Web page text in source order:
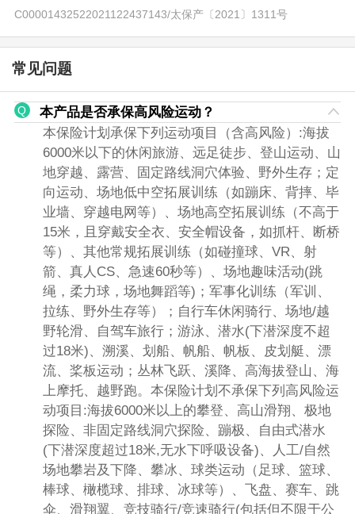
C00001432522021122437143/太保产〔2021〕1311号
常见问题
本产品是否承保高风险运动？
本保险计划承保下列运动项目（含高风险）:海拔
6000米以下的休闲旅游、远足徒步、登山运动、山
地穿越、露营、固定路线洞穴体验、野外生存；定
向运动、场地低中空拓展训练（如蹦床、背摔、毕
业墙、穿越电网等）、场地高空拓展训练（不高于
15米，且穿戴安全衣、安全帽设备，如抓杆、断桥
等）、其他常规拓展训练（如碰撞球、VR、射
箭、真人CS、急速60秒等）、场地趣味活动(跳
绳，柔力球，场地舞蹈等)；军事化训练（军训、
拉练、野外生存等）；自行车休闲骑行、场地/越
野轮滑、自驾车旅行；游泳、潜水(下潜深度不超
过18米)、溯溪、划船、帆船、帆板、皮划艇、漂
流、桨板运动；丛林飞跃、溪降、高海拔登山、海
上摩托、越野跑。本保险计划不承保下列高风险运
动项目:海拔6000米以上的攀登、高山滑翔、极地
探险、非固定路线洞穴探险、蹦极、自由式潜水
(下潜深度超过18米,无水下呼吸设备)、人工/自然
场地攀岩及下降、攀冰、球类运动（足球、篮球、
棒球、橄榄球、排球、冰球等）、飞盘、赛车、跳
伞、滑翔翼、竞技骑行/竞速骑行(包括但不限于公